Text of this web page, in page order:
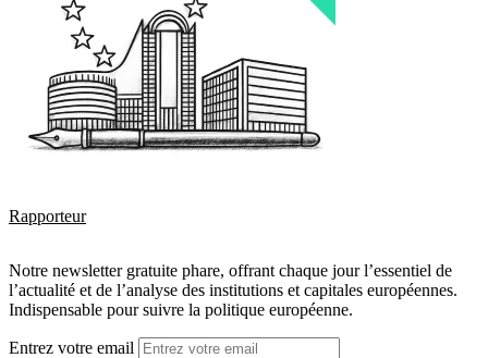
Rapporteur
Notre newsletter gratuite phare, offrant chaque jour l’essentiel de
l’actualité et de l’analyse des institutions et capitales européennes.
Indispensable pour suivre la politique européenne.
Entrez votre email